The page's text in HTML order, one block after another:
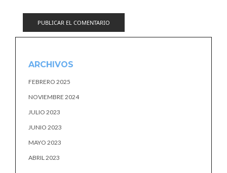
ARCHIVOS
FEBRERO 2025
NOVIEMBRE 2024
JULIO 2023
JUNIO 2023
MAYO 2023
ABRIL 2023